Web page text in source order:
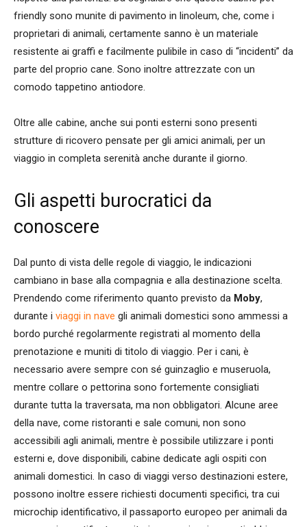
friendly sono munite di pavimento in linoleum, che, come i
proprietari di animali, certamente sanno è un materiale
resistente ai graffi e facilmente pulibile in caso di “incidenti” da
parte del proprio cane. Sono inoltre attrezzate con un
comodo tappetino antiodore.
Oltre alle cabine, anche sui ponti esterni sono presenti
strutture di ricovero pensate per gli amici animali, per un
viaggio in completa serenità anche durante il giorno.
Gli aspetti burocratici da
conoscere
Dal punto di vista delle regole di viaggio, le indicazioni
cambiano in base alla compagnia e alla destinazione scelta.
Prendendo come riferimento quanto previsto da Moby,
durante i viaggi in nave gli animali domestici sono ammessi a
bordo purché regolarmente registrati al momento della
prenotazione e muniti di titolo di viaggio. Per i cani, è
necessario avere sempre con sé guinzaglio e museruola,
mentre collare o pettorina sono fortemente consigliati
durante tutta la traversata, ma non obbligatori. Alcune aree
della nave, come ristoranti e sale comuni, non sono
accessibili agli animali, mentre è possibile utilizzare i ponti
esterni e, dove disponibili, cabine dedicate agli ospiti con
animali domestici. In caso di viaggi verso destinazioni estere,
possono inoltre essere richiesti documenti specifici, tra cui
microchip identificativo, il passaporto europeo per animali da